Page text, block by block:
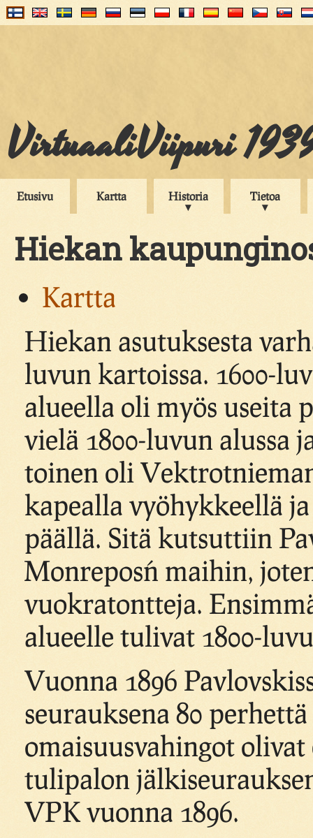
VirtuaaliViipuri
Etusivu Kartta Historia Tietoa
Hiekan
Kartta
Hiekan asutuksesta
luvun kartoissa. 1600-
alueella oli myös
vielä 1800-luvun alussa
toinen oli
kapealla vyöhykkeellä
päällä. Sitä kutsuttiin
Monrepos´n maihin,
vuokratontteja.
alueelle tulivat 1800-
Vuonna 1896
seurauksena 80
omaisuusvahingot
tulipalon
VPK vuonna 1896.